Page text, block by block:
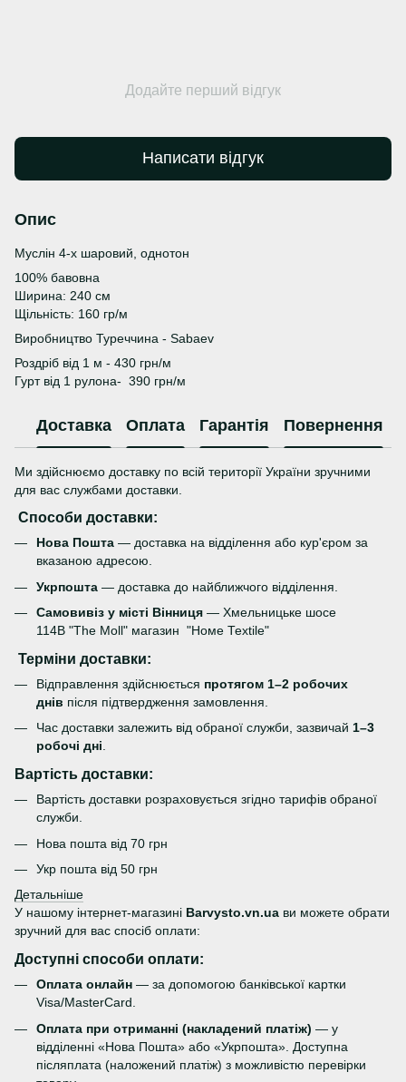
Додайте перший відгук
Написати відгук
Опис
Муслін 4-х шаровий, однотон
100% бавовна
Ширина: 240 см
Щільність: 160 гр/м
Виробництво Туреччина - Sabaev
Роздріб від 1 м - 430 грн/м
Гурт від 1 рулона- 390 грн/м
Доставка Оплата Гарантія Повернення
Ми здійснюємо доставку по всій території України зручними
для вас службами доставки.
Способи доставки:
Нова Пошта — доставка на відділення або кур'єром за
вказаною адресою.
Укрпошта — доставка до найближчого відділення.
Самовивіз у місті Вінниця — Хмельницьке шосе
114В "The Moll" магазин "Номе Теxtile"
Терміни доставки:
Відправлення здійснюється протягом 1–2 робочих
днів після підтвердження замовлення.
Час доставки залежить від обраної служби, зазвичай 1–3
робочі дні.
Вартість доставки:
Вартість доставки розраховується згідно тарифів обраної
служби.
Нова пошта від 70 грн
Укр пошта від 50 грн
Детальніше
У нашому інтернет-магазині Barvysto.vn.ua ви можете обрати
зручний для вас спосіб оплати:
Доступні способи оплати:
Оплата онлайн — за допомогою банківської картки
Visa/MasterCard.
Оплата при отриманні (накладений платіж) — у
відділенні «Нова Пошта» або «Укрпошта». Доступна
післяплата (наложений платіж) з можливістю перевірки